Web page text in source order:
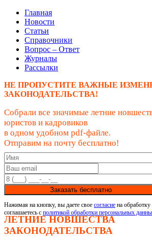
Главная
Новости
Статьи
Справочники
Вопрос – Ответ
Журналы
Рассылки
НЕ ПРОПУСТИТЕ ВАЖНЫЕ
ЗАКОНОДАТЕЛЬСТВА!
Собрали все значимые летние
юристов и кадровиков
в одном удобном pdf-файле.
Отправим на почту бесплатно!
Заказать бесплатно
Нажимая на кнопку, вы даете свое согласие на
соглашаетесь с политикой обработки персональных
ЛЕТНИЕ НОВШЕСТВА
ЗАКОНОДАТЕЛЬСТВА